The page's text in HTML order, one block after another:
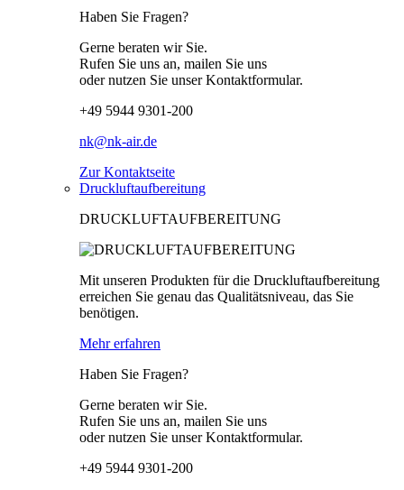
Haben Sie Fragen?
Gerne beraten wir Sie.
Rufen Sie uns an, mailen Sie uns
oder nutzen Sie unser Kontaktformular.
+49 5944 9301-200
nk@nk-air.de
Zur Kontaktseite
Druckluftaufbereitung
DRUCKLUFTAUFBEREITUNG
Mit unseren Produkten für die Druckluftaufbereitung
erreichen Sie genau das Qualitätsniveau, das Sie
benötigen.
Mehr erfahren
Haben Sie Fragen?
Gerne beraten wir Sie.
Rufen Sie uns an, mailen Sie uns
oder nutzen Sie unser Kontaktformular.
+49 5944 9301-200